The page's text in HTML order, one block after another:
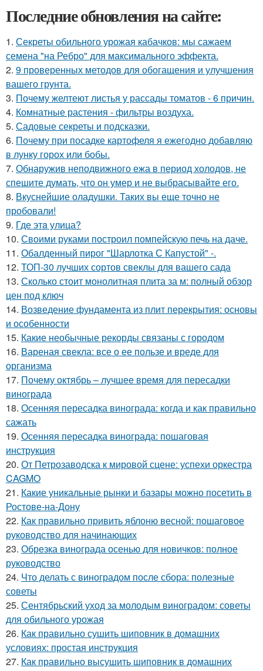
Последние обновления на сайте:
1. Секреты обильного урожая кабачков: мы сажаем
семена "на Ребро" для максимального эффекта.
2. 9 проверенных методов для обогащения и улучшения
вашего грунта.
3. Почему желтеют листья у рассады томатов - 6 причин.
4. Комнатные растения - фильтры воздуха.
5. Садовые секреты и подсказки.
6. Почему при посадке картофеля я ежегодно добавляю
в лунку горох или бобы.
7. Обнаружив неподвижного ежа в период холодов, не
спешите думать, что он умер и не выбрасывайте его.
8. Вкуснейшие оладушки. Таких вы еще точно не
пробовали!
9. Где этa улица?
10. Своими руками построил помпейскую печь на даче.
11. Обалденный пирог "Шарлотка С Капустой" -.
12. ТОП-30 лучших сортов свеклы для вашего сада
13. Сколько стоит монолитная плита за м: полный обзор
цен под ключ
14. Возведение фундамента из плит перекрытия: основы
и особенности
15. Какие необычные рекорды связаны с городом
16. Вареная свекла: все о ее пользе и вреде для
организма
17. Почему октябрь – лучшее время для пересадки
винограда
18. Осенняя пересадка винограда: когда и как правильно
сажать
19. Осенняя пересадка винограда: пошаговая
инструкция
20. От Петрозаводска к мировой сцене: успехи оркестра
CAGMO
21. Какие уникальные рынки и базары можно посетить в
Ростове-на-Дону
22. Как правильно привить яблоню весной: пошаговое
руководство для начинающих
23. Обрезка винограда осенью для новичков: полное
руководство
24. Что делать с виноградом после сбора: полезные
советы
25. Сентябрьский уход за молодым виноградом: советы
для обильного урожая
26. Как правильно сушить шиповник в домашних
условиях: простая инструкция
27. Как правильно высушить шиповник в домашних